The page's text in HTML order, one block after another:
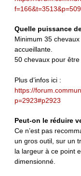
Quelle puissance
Minimum 35
accueillante.
50 chevaux pour être
Plus d’infos ici :
https://
p=2923#p2923
Peut-on le réduire
Ce n’est pas
un gros outil, sur un
la largeur à ce point
dimensionné.